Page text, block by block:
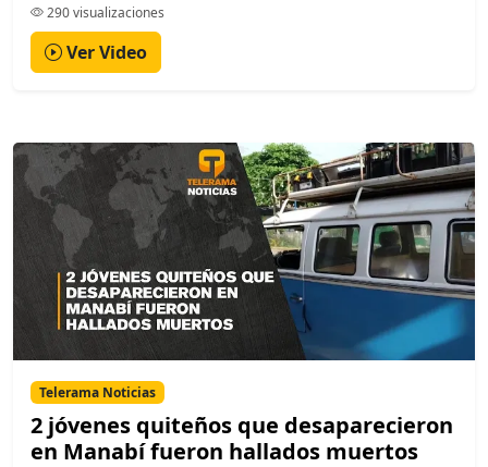
290 visualizaciones
Ver Video
Telerama Noticias
2 jóvenes quiteños que desaparecieron
en Manabí fueron hallados muertos